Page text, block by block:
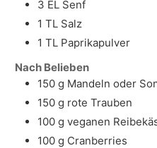
3 EL Senf
1 TL Salz
1 TL Paprikapulver
Nach Belieben
150 g Mandeln oder
150 g rote Trauben
100 g veganen
100 g Cranberries